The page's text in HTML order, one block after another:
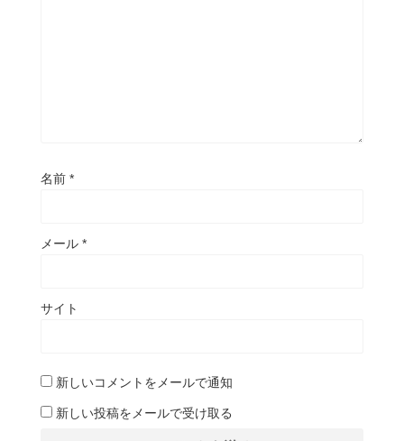
名前 *
メール *
サイト
新しいコメントをメールで通知
新しい投稿をメールで受け取る